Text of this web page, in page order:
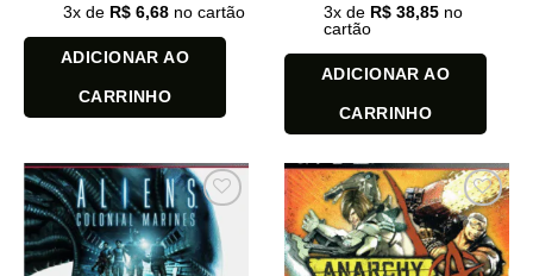
3x de R$ 6,68 no cartão
ADICIONAR AO
CARRINHO
3x de R$ 38,85 no
cartão
ADICIONAR AO
CARRINHO